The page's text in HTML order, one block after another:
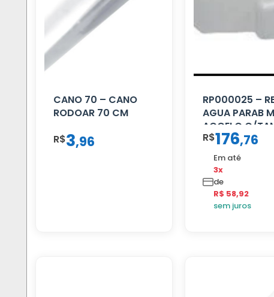
CANO 70 – CANO
RODOAR 70 CM
R$3,96
RP000025 –
AGUA PARAB
ACCELO C/
R$176,76
Em até
3x
de
R$ 58,92
sem juros